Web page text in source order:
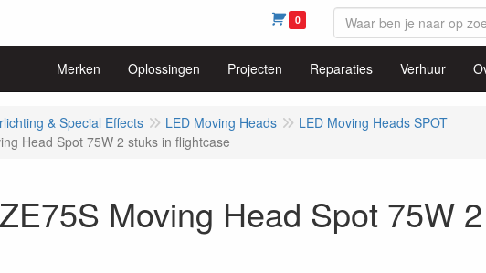
0
Merken Oplossingen Projecten Reparaties Verhuur
& Special Effects LED Moving Heads
LED Moving Heads SPOT
Head Spot 75W 2 stuks in flightcase
Moving Head Spot 75W